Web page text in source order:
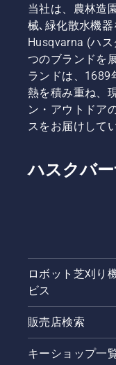
当社は、農林造
械､緑化散水機器
Husqvarna (ハ
つのブランドを
ランドは、1689
熱を積み重ね、
ン・アウトドア
スをお届けして
ハスクバ
ロボット芝刈り
ビス
販売店検索
キーショップ一